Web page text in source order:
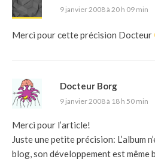
9 janvier 2008 à 20 h 09 min
Merci pour cette précision Docteur
Docteur Borg
9 janvier 2008 à 18 h 50 min
Merci pour l’article!
Juste une petite précision: L’album
blog, son développement est même